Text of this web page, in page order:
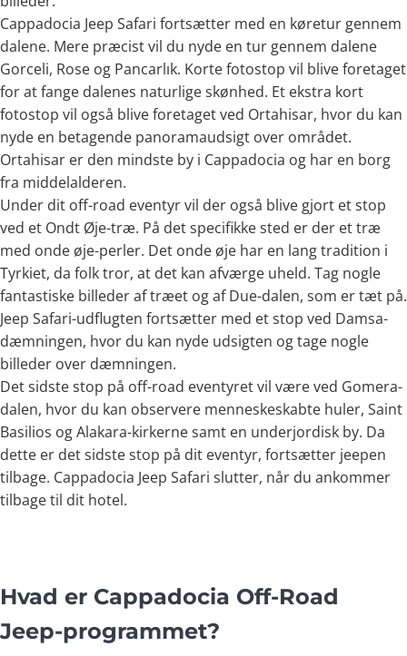
Cappadocia Jeep Safari fortsætter med en køretur gennem
dalene. Mere præcist vil du nyde en tur gennem dalene
Gorceli, Rose og Pancarlık. Korte fotostop vil blive foretaget
for at fange dalenes naturlige skønhed. Et ekstra kort
fotostop vil også blive foretaget ved Ortahisar, hvor du kan
nyde en betagende panoramaudsigt over området.
Ortahisar er den mindste by i Cappadocia og har en borg
fra middelalderen.
Under dit off-road eventyr vil der også blive gjort et stop
ved et Ondt Øje-træ. På det specifikke sted er der et træ
med onde øje-perler. Det onde øje har en lang tradition i
Tyrkiet, da folk tror, at det kan afværge uheld. Tag nogle
fantastiske billeder af træet og af Due-dalen, som er tæt på.
Jeep Safari-udflugten fortsætter med et stop ved Damsa-
dæmningen, hvor du kan nyde udsigten og tage nogle
billeder over dæmningen.
Det sidste stop på off-road eventyret vil være ved Gomera-
dalen, hvor du kan observere menneskeskabte huler, Saint
Basilios og Alakara-kirkerne samt en underjordisk by. Da
dette er det sidste stop på dit eventyr, fortsætter jeepen
tilbage. Cappadocia Jeep Safari slutter, når du ankommer
tilbage til dit hotel.
Hvad er Cappadocia Off-Road
Jeep-programmet?